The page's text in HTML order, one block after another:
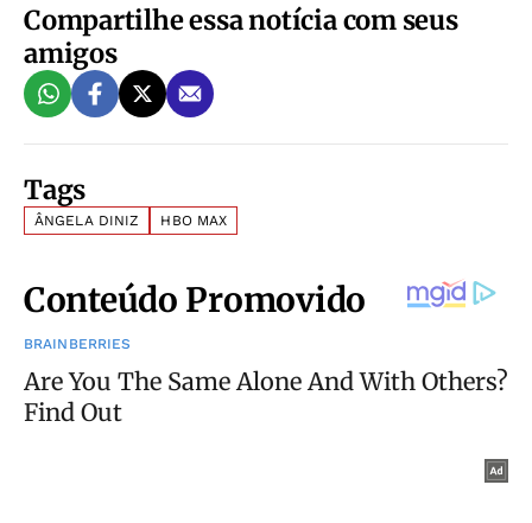
Compartilhe essa notícia com seus
amigos
Tags
ÂNGELA DINIZ HBO MAX